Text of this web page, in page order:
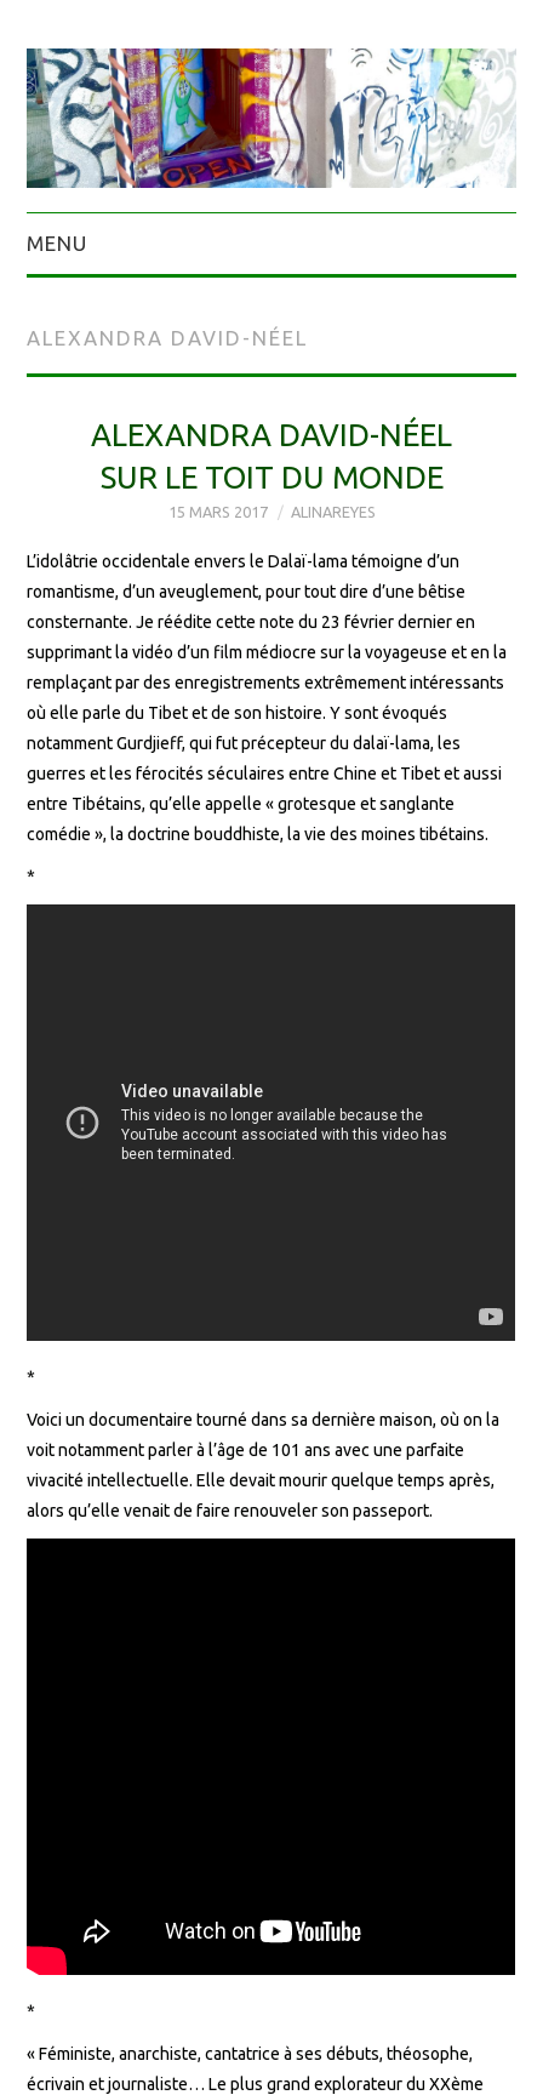
MENU
ALEXANDRA DAVID-NÉEL
ALEXANDRA DAVID-NÉEL
SUR LE TOIT DU MONDE
15 MARS 2017 ALINAREYES
L’idolâtrie occidentale envers le Dalaï-lama témoigne d’un
romantisme, d’un aveuglement, pour tout dire d’une bêtise
consternante. Je réédite cette note du 23 février dernier en
supprimant la vidéo d’un film médiocre sur la voyageuse et en la
remplaçant par des enregistrements extrêmement intéressants
où elle parle du Tibet et de son histoire. Y sont évoqués
notamment Gurdjieff, qui fut précepteur du dalaï-lama, les
guerres et les férocités séculaires entre Chine et Tibet et aussi
entre Tibétains, qu’elle appelle « grotesque et sanglante
comédie », la doctrine bouddhiste, la vie des moines tibétains.
*
*
Voici un documentaire tourné dans sa dernière maison, où on la
voit notamment parler à l’âge de 101 ans avec une parfaite
vivacité intellectuelle. Elle devait mourir quelque temps après,
alors qu’elle venait de faire renouveler son passeport.
*
« Féministe, anarchiste, cantatrice à ses débuts, théosophe,
écrivain et journaliste… Le plus grand explorateur du XXème